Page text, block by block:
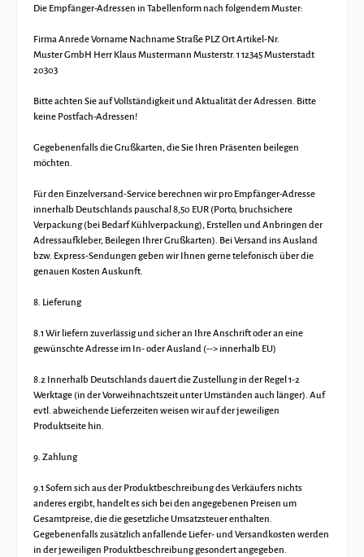
Die Empfänger-Adressen in Tabellenform nach folgendem Muster:
Firma Anrede Vorname Nachname Straße PLZ Ort Artikel-Nr.
Muster GmbH Herr Klaus Mustermann Musterstr. 1 12345 Musterstadt
20303
Bitte achten Sie auf Vollständigkeit und Aktualität der Adressen. Bitte
keine Postfach-Adressen!
Gegebenenfalls die Grußkarten, die Sie Ihren Präsenten beilegen
möchten.
Für den Einzelversand-Service berechnen wir pro Empfänger-Adresse
innerhalb Deutschlands pauschal 8,50 EUR (Porto, bruchsichere
Verpackung (bei Bedarf Kühlverpackung), Erstellen und Anbringen der
Adressaufkleber, Beilegen Ihrer Grußkarten). Bei Versand ins Ausland
bzw. Express-Sendungen geben wir Ihnen gerne telefonisch über die
genauen Kosten Auskunft.
8. Lieferung
8.1 Wir liefern zuverlässig und sicher an Ihre Anschrift oder an eine
gewünschte Adresse im In- oder Ausland (--> innerhalb EU)
8.2 Innerhalb Deutschlands dauert die Zustellung in der Regel 1-2
Werktage (in der Vorweihnachtszeit unter Umständen auch länger). Auf
evtl. abweichende Lieferzeiten weisen wir auf der jeweiligen
Produktseite hin.
9. Zahlung
9.1 Sofern sich aus der Produktbeschreibung des Verkäufers nichts
anderes ergibt, handelt es sich bei den angegebenen Preisen um
Gesamtpreise, die die gesetzliche Umsatzsteuer enthalten.
Gegebenenfalls zusätzlich anfallende Liefer- und Versandkosten werden
in der jeweiligen Produktbeschreibung gesondert angegeben.